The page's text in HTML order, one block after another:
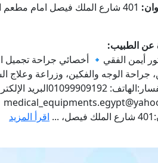
401 شارع الملك فيصل امام مطعم
عن الطبيب:
أيمن الفقي🔹 أخصائي جراحة تجميل
جراحة الوجه والفكين، وزراعة وعلاج
01099909192البريد الإلكتروني:
...
اقرأ المزيد